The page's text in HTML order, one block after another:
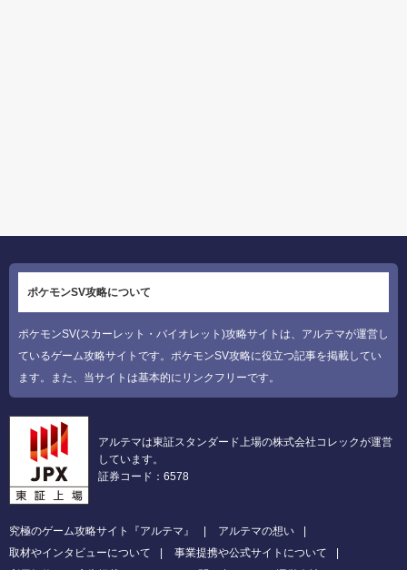
ポケモンSV攻略について
ポケモンSV(スカーレット・バイオレット)攻略サイトは、アルテマが運営し
ているゲーム攻略サイトです。ポケモンSV攻略に役立つ記事を掲載してい
ます。また、当サイトは基本的にリンクフリーです。
アルテマは東証スタンダード上場の株式会社コレックが運営
しています。
証券コード：6578
究極のゲーム攻略サイト『アルテマ』
アルテマの想い
取材やインタビューについて
事業提携や公式サイトについて